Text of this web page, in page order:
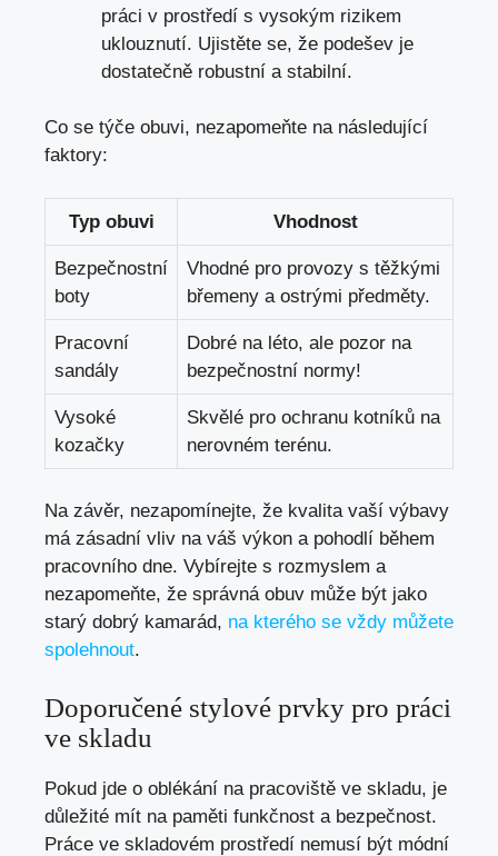
práci v prostředí s vysokým rizikem
uklouznutí. Ujistěte se, že podešev je
dostatečně robustní a stabilní.
Co se týče obuvi, nezapomeňte na následující
faktory:
Typ obuvi Vhodnost
Bezpečnostní
boty
Vhodné pro provozy s těžkými
břemeny a ostrými předměty.
Pracovní
sandály
Dobré na léto, ale pozor na
bezpečnostní normy!
Vysoké
kozačky
Skvělé pro ochranu kotníků na
nerovném terénu.
Na závěr, nezapomínejte, že kvalita vaší výbavy
má zásadní vliv na váš výkon a pohodlí během
pracovního dne. Vybírejte s rozmyslem a
nezapomeňte, že správná obuv může být jako
starý dobrý kamarád, na kterého se vždy můžete
spolehnout.
Doporučené stylové prvky pro práci
ve skladu
Pokud jde o oblékání na pracoviště ve skladu, je
důležité mít na paměti funkčnost a bezpečnost.
Práce ve skladovém prostředí nemusí být módní